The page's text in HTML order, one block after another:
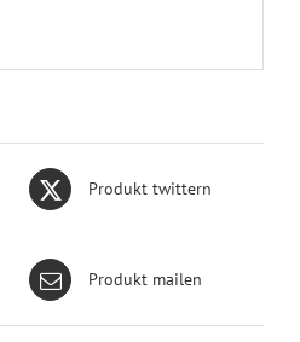
Produkt twittern
Produkt mailen